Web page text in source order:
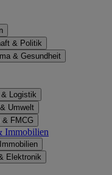
& Politik
& Gesundheit
Logistik
Umwelt
& FMCG
Immobilien
Elektronik